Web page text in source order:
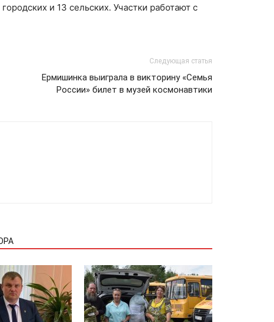
и 13 сельских. Участки работают с
Следующая статья
Ермишинка выиграла в викторину «Семья
России» билет в музей космонавтики